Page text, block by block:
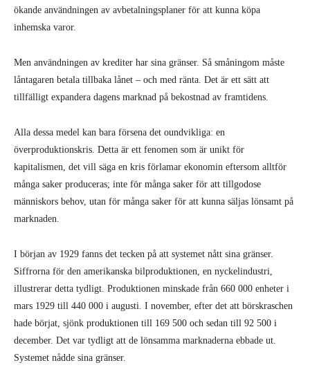
ökande användningen av avbetalningsplaner för att kunna köpa
inhemska varor.
Men användningen av krediter har sina gränser. Så småningom måste
låntagaren betala tillbaka lånet – och med ränta. Det är ett sätt att
tillfälligt expandera dagens marknad på bekostnad av framtidens.
Alla dessa medel kan bara försena det oundvikliga: en
överproduktionskris. Detta är ett fenomen som är unikt för
kapitalismen, det vill säga en kris förlamar ekonomin eftersom alltför
många saker produceras; inte för många saker för att tillgodose
människors behov, utan för många saker för att kunna säljas lönsamt på
marknaden.
I början av 1929 fanns det tecken på att systemet nått sina gränser.
Siffrorna för den amerikanska bilproduktionen, en nyckelindustri,
illustrerar detta tydligt. Produktionen minskade från 660 000 enheter i
mars 1929 till 440 000 i augusti. I november, efter det att börskraschen
hade börjat, sjönk produktionen till 169 500 och sedan till 92 500 i
december. Det var tydligt att de lönsamma marknaderna ebbade ut.
Systemet nådde sina gränser.